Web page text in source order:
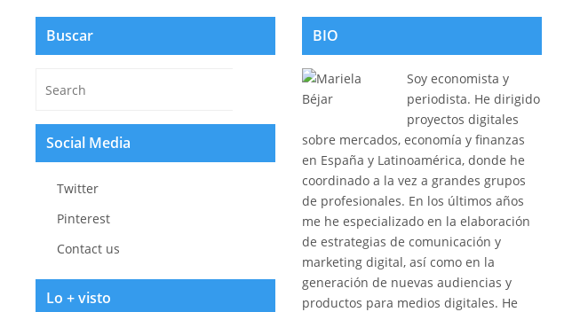
Buscar
Social Media
Twitter
Pinterest
Contact us
Lo + visto
BIO
Soy economista y
periodista. He dirigido
proyectos digitales
sobre mercados, economía y finanzas
en España y Latinoamérica, donde he
coordinado a la vez a grandes grupos
de profesionales. En los últimos años
me he especializado en la elaboración
de estrategias de comunicación y
marketing digital, así como en la
generación de nuevas audiencias y
productos para medios digitales. He